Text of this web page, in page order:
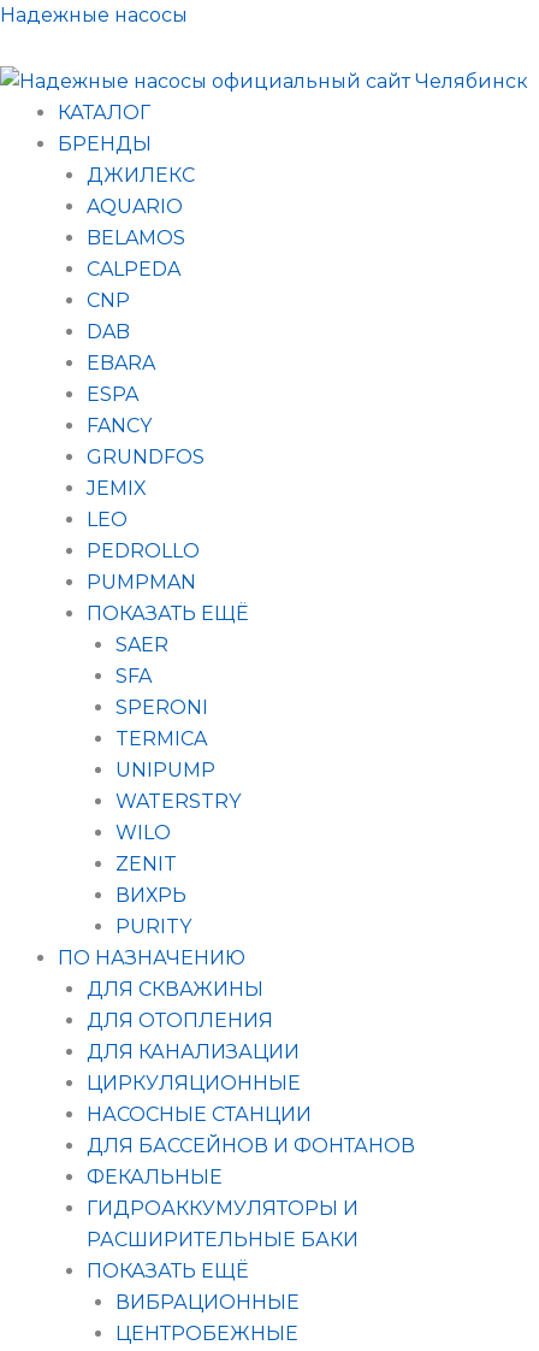
Перейти
содержимому
Надежные насосы
КАТАЛОГ
БРЕНДЫ
ДЖИЛЕКС
AQUARIO
BELAMOS
CALPEDA
CNP
DAB
EBARA
ESPA
FANCY
GRUNDFOS
JEMIX
LEO
PEDROLLO
PUMPMAN
ПОКАЗАТЬ ЕЩЁ
SAER
SFA
SPERONI
TERMICA
UNIPUMP
WATERSTRY
WILO
ZENIT
ВИХРЬ
PURITY
ПО НАЗНАЧЕНИЮ
ДЛЯ СКВАЖИНЫ
ДЛЯ ОТОПЛЕНИЯ
ДЛЯ КАНАЛИЗАЦИИ
ЦИРКУЛЯЦИОННЫЕ
НАСОСНЫЕ СТАНЦИИ
ДЛЯ БАССЕЙНОВ И ФОНТАНОВ
ФЕКАЛЬНЫЕ
ГИДРОАККУМУЛЯТОРЫ И
РАСШИРИТЕЛЬНЫЕ БАКИ
ПОКАЗАТЬ ЕЩЁ
ВИБРАЦИОННЫЕ
ЦЕНТРОБЕЖНЫЕ
Поиск